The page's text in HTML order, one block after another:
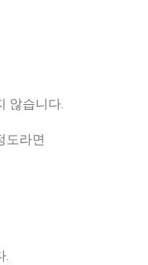
않습니다.
도라면
.